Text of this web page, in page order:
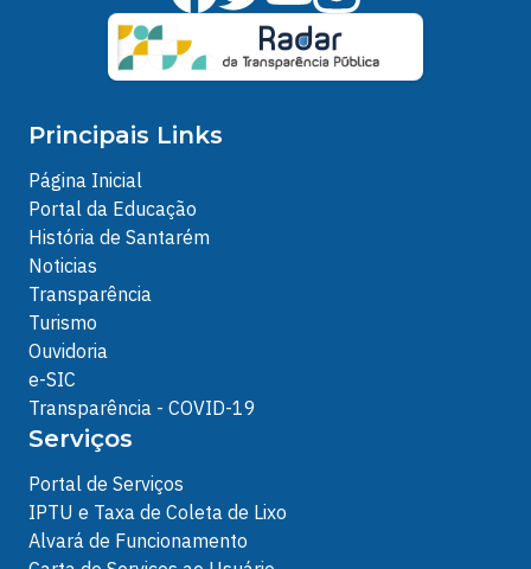
Principais Links
Página Inicial
Portal da Educação
História de Santarém
Noticias
Transparência
Turismo
Ouvidoria
e-SIC
Transparência - COVID-19
Serviços
Portal de Serviços
IPTU e Taxa de Coleta de Lixo
Alvará de Funcionamento